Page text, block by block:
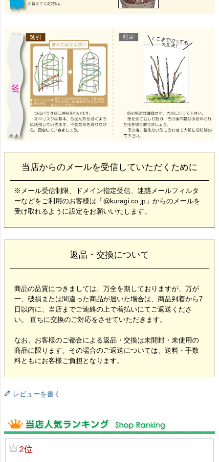
当店からのメールを受信していただくために
※メール受信制限、ドメイン指定受信、迷惑メールフィルタ
ーなどをご利用のお客様は「@kuragi.co.jp」からのメールを
受け取れるように設定をお願いいたします。
返品・交換について
商品の品質につきましては、万全を期しておりますが、万が
一、破損または間違った商品が届いた場合は、商品到着から7
日以内に、当店までご連絡の上で着払いにてご返送くださ
い。 直ちに交換のご対応をさせていただきます。
なお、お客様のご都合による返品・交換は未開封・未使用の
商品に限ります。その場合のご返送については、送料・手数
料ともにお客様ご負担となります。
レビューを書く